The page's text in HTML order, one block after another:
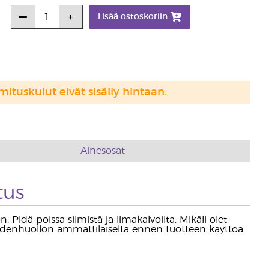
Lisää ostoskoriin
eivät sisälly hintaan.
Ainesosat
Pidä poissa silmistä ja limakalvoilta. Mikäli olet
ammattilaiselta ennen tuotteen käyttöä